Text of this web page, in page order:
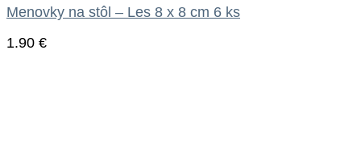
Menovky na stôl – Les 8 x 8 cm 6 ks
1.90 €